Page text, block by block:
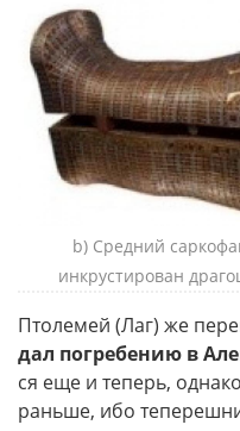
b) Средний
инкрустирован
Пто­ле­мей (Лаг) же
дал погре­бе­нию в
ся еще и теперь,
рань­ше, ибо